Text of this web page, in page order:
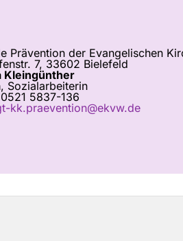
Prävention der Evangelischen
7, 33602 Bielefeld
Kleingünther
Sozialarbeiterin
5837-136
kk.praevention@ekvw.de